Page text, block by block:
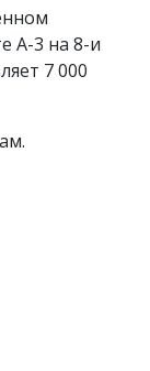
А-3 на 8-и
7 000